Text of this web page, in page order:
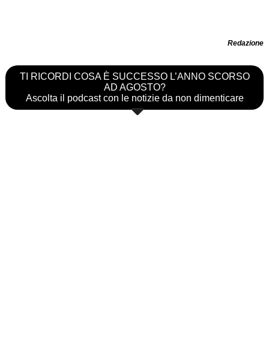
Redazione
TI RICORDI COSA È SUCCESSO L’ANNO SCORSO
AD AGOSTO?
Ascolta il podcast con le notizie da non dimenticare